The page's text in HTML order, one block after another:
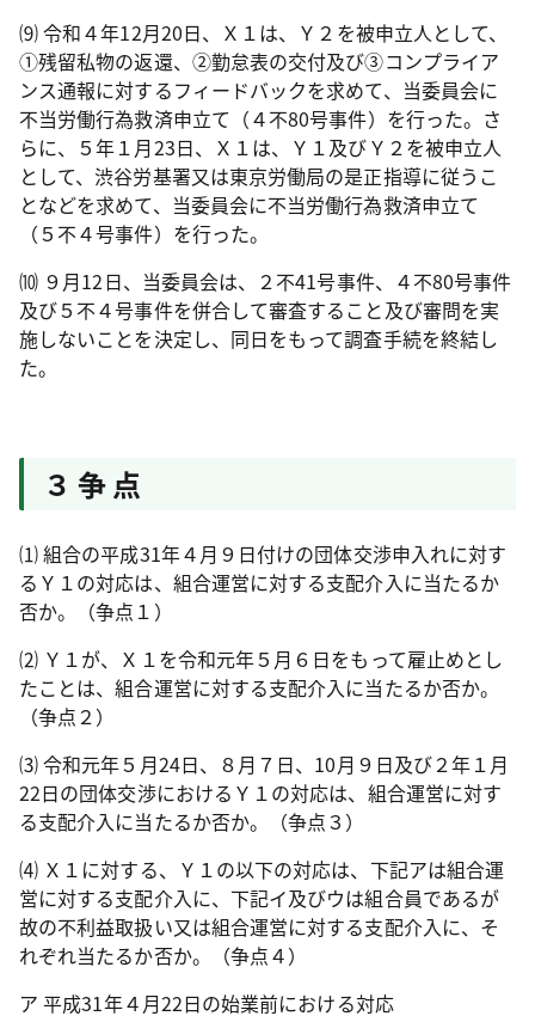
⑼ 令和４年12月20日、Ｘ１は、Ｙ２を被申立人として、
①残留私物の返還、②勤怠表の交付及び③コンプライア
ンス通報に対するフィードバックを求めて、当委員会に
不当労働行為救済申立て（４不80号事件）を行った。さ
らに、５年１月23日、Ｘ１は、Ｙ１及びＹ２を被申立人
として、渋谷労基署又は東京労働局の是正指導に従うこ
となどを求めて、当委員会に不当労働行為救済申立て
（５不４号事件）を行った。
⑽ ９月12日、当委員会は、２不41号事件、４不80号事件
及び５不４号事件を併合して審査すること及び審問を実
施しないことを決定し、同日をもって調査手続を終結し
た。
３ 争 点
⑴ 組合の平成31年４月９日付けの団体交渉申入れに対す
るＹ１の対応は、組合運営に対する支配介入に当たるか
否か。（争点１）
⑵ Ｙ１が、Ｘ１を令和元年５月６日をもって雇止めとし
たことは、組合運営に対する支配介入に当たるか否か。
（争点２）
⑶ 令和元年５月24日、８月７日、 10月９日及び２年１月
22日の団体交渉におけるＹ１の対応は、組合運営に対す
る支配介入に当たるか否か。（争点３）
⑷ Ｘ１に対する、Ｙ１の以下の対応は、下記アは組合運
営に対する支配介入に、下記イ及びウは組合員であるが
故の不利益取扱い又は組合運営に対する支配介入に、そ
れぞれ当たるか否か。（争点４）
ア 平成31年４月22日の始業前における対応